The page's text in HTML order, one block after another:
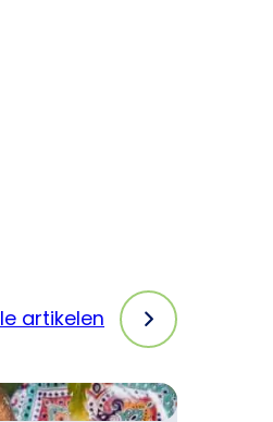
artikelen